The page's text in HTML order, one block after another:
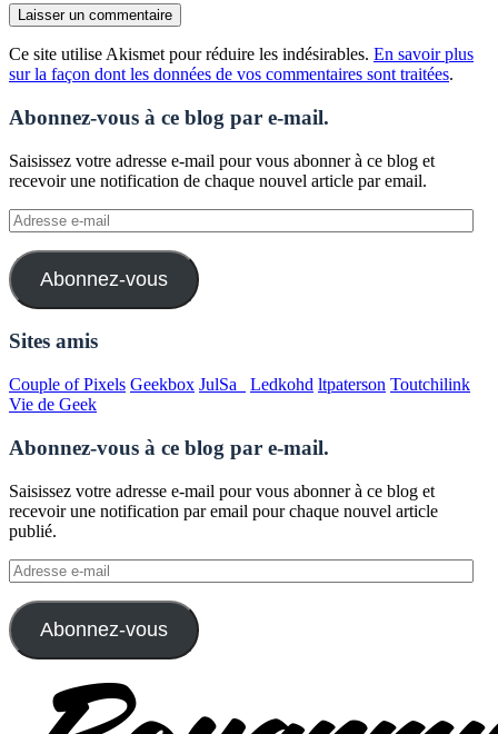
Ce site utilise Akismet pour réduire les indésirables. En savoir plus
sur la façon dont les données de vos commentaires sont traitées.
Abonnez-vous à ce blog par e-mail.
Saisissez votre adresse e-mail pour vous abonner à ce blog et
recevoir une notification de chaque nouvel article par email.
Adresse
e-
mail
Abonnez-vous
Sites amis
Couple of Pixels Geekbox JulSa_ Ledkohd ltpaterson Toutchilink
Vie de Geek
Abonnez-vous à ce blog par e-mail.
Saisissez votre adresse e-mail pour vous abonner à ce blog et
recevoir une notification par email pour chaque nouvel article
publié.
Adresse
e-
mail
Abonnez-vous